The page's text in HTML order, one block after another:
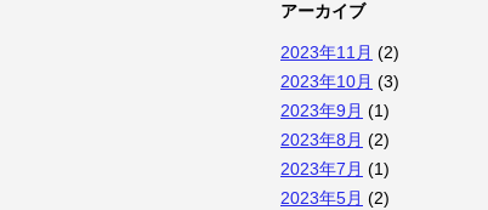
アーカイブ
2023年11月 (2)
2023年10月 (3)
2023年9月 (1)
2023年8月 (2)
2023年7月 (1)
2023年5月 (2)